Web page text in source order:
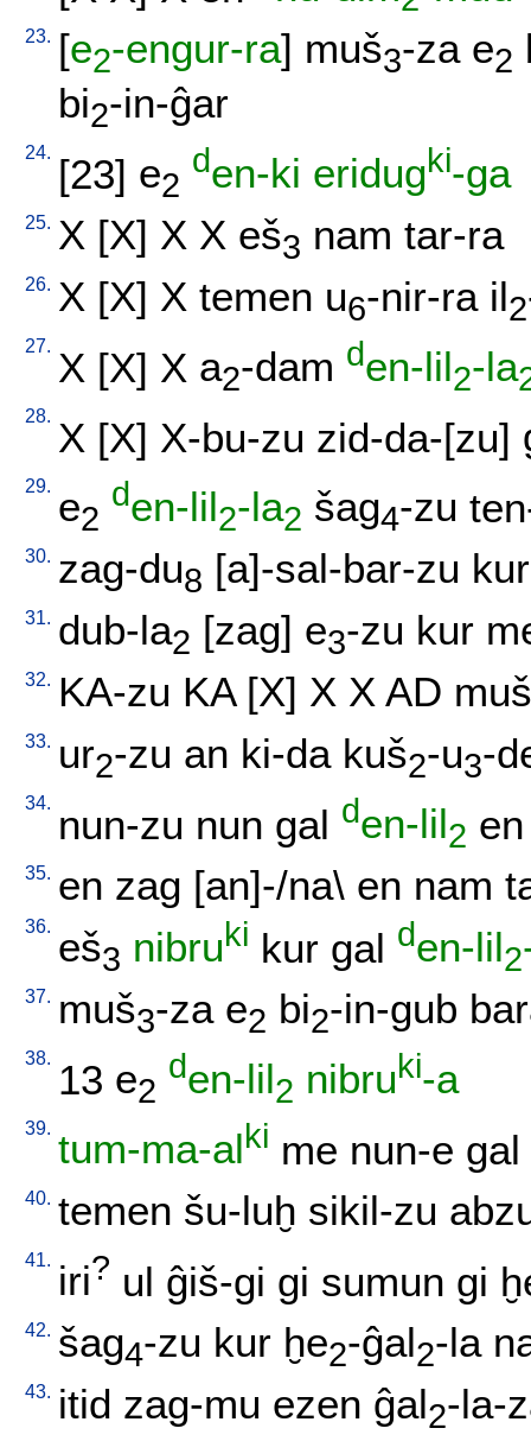
23. [e2-engur-ra] muš3-za e2
bi2-in-ĝar
24. [23] e2
den-ki eridugki-ga
25. X [X] X X eš3 nam tar-ra
26. X [X] X temen u6-nir-ra il2
27. X [X] X a2-dam den-lil2-la
28. X [X] X-bu-zu zid-da-[zu]
29. e2
den-lil2-la2 šag4-zu
30. zag-du8 [a]-sal-bar-zu
31. dub-la2 [zag] e3-zu kur
32. KA-zu KA[X] X X AD muš
33. ur2-zu an ki-da kuš2-u3-
34. nun-zu nun gal den-lil2 en
35. en zag [an]-/na\ en nam
36. eš3 nibruki kur gal den-lil2
37. muš3-za e2 bi2-in-gub
38. 13 e2
den-lil2 nibruki-a
39. tum-ma-alki me nun-e gal
40. temen šu-luḫ sikil-zu
41. iri? ul ĝiš-gi gi sumun gi
42. šag4-zu kur ḫe2-ĝal2-la
43. itid zag-mu ezen ĝal2-la-